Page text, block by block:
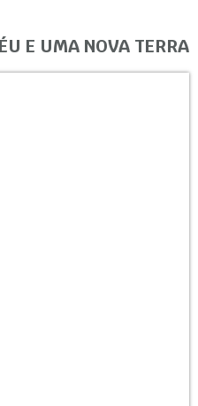
E UMA NOVA TERRA